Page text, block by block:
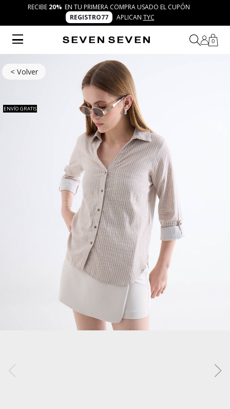
RECIBE 20% EN TU PRIMERA COMPRA USADO EL CUPÓN
REGISTRO77
APLICAN TYC
0
< Volver
ENVÍO GRATIS